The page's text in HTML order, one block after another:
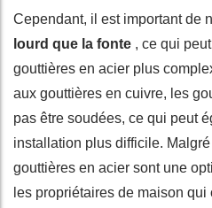
Cependant, il est important de
lourd que la fonte , ce qui
gouttières en acier plus
aux gouttières en cuivre, les
pas être soudées, ce qui peut
installation plus difficile.
gouttières en acier sont une
les propriétaires de maison